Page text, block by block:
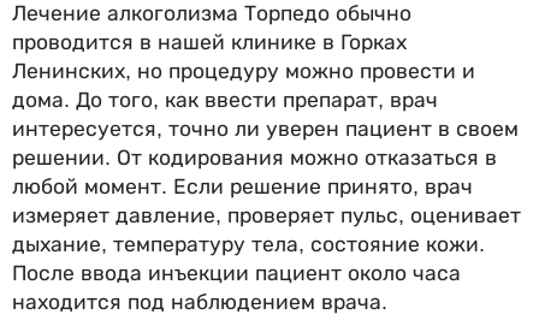
Лечение алкоголизма Торпедо обычно
проводится в нашей клинике в Горках
Ленинских, но процедуру можно провести и
дома. До того, как ввести препарат, врач
интересуется, точно ли уверен пациент в своем
решении. От кодирования можно отказаться в
любой момент. Если решение принято, врач
измеряет давление, проверяет пульс, оценивает
дыхание, температуру тела, состояние кожи.
После ввода инъекции пациент около часа
находится под наблюдением врача.